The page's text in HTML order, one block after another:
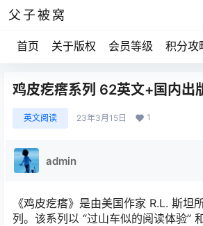
父子被窝
首页 关于版权 会员等级 积分攻
鸡皮疙瘩系列 62英文+国内出
英文阅读 23年3月15日 1
admin
《鸡皮疙瘩》是由美国作家 R.L. 斯坦
列。该系列以 “过山车似的阅读体验”